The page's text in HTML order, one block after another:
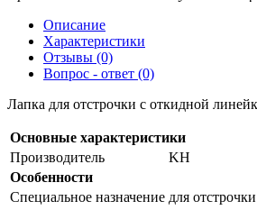
Описание
Характеристики
Отзывы (0)
Вопрос - ответ (0)
Лапка для отстрочки с откидной
Основные характеристики
Производитель
KH
Особенности
Специальное назначение для отстрочки